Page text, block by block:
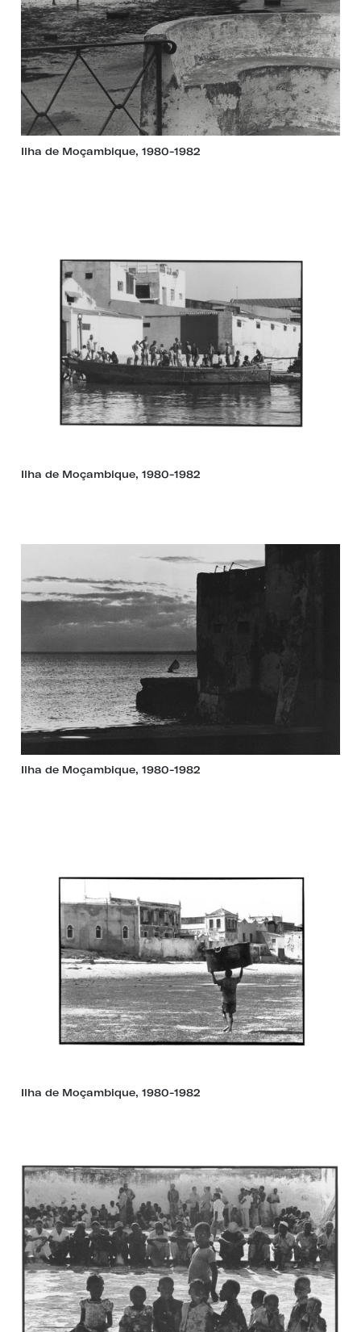
Ilha de Moçambique, 1980-1982
Ilha de Moçambique, 1980-1982
Ilha de Moçambique, 1980-1982
Ilha de Moçambique, 1980-1982